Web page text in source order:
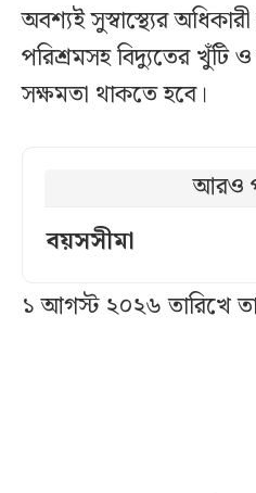
অবশ্যই সুস্বাস্থ্যের
পরিশ্রমসহ বিদ্যুতের খুঁটি ও
সক্ষমতা থাকতে হবে।
আরও
বয়সসীমা
১ আগস্ট ২০২৬ তারিখে